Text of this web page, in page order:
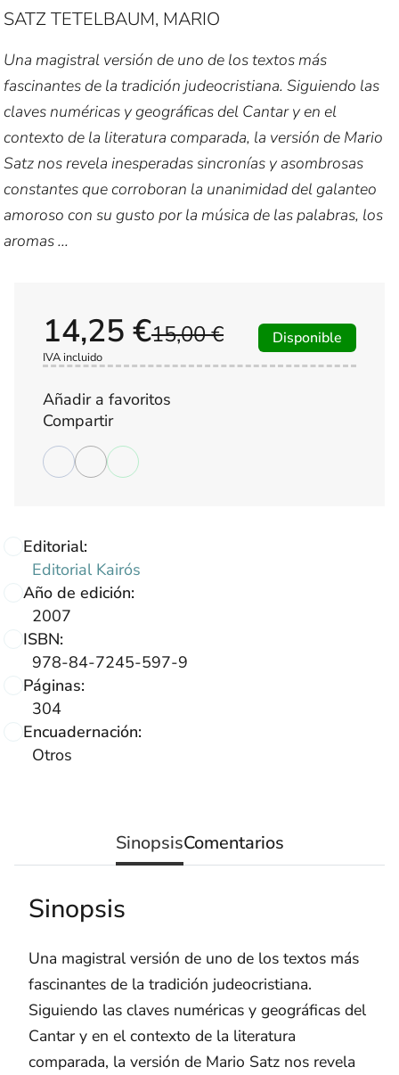
SATZ TETELBAUM, MARIO
Una magistral versión de uno de los textos más
fascinantes de la tradición judeocristiana. Siguiendo las
claves numéricas y geográficas del Cantar y en el
contexto de la literatura comparada, la versión de Mario
Satz nos revela inesperadas sincronías y asombrosas
constantes que corroboran la unanimidad del galanteo
amoroso con su gusto por la música de las palabras, los
aromas ...
Editorial:
Editorial Kairós
Año de edición:
2007
ISBN:
978-84-7245-597-9
Páginas:
304
Encuadernación:
Otros
15,00 €
14,25 €
IVA incluido
Disponible
Añadir a favoritos
Compartir
SinopsisComentarios
Sinopsis
Una magistral versión de uno de los textos más
fascinantes de la tradición judeocristiana.
Siguiendo las claves numéricas y geográficas del
Cantar y en el contexto de la literatura
comparada, la versión de Mario Satz nos revela